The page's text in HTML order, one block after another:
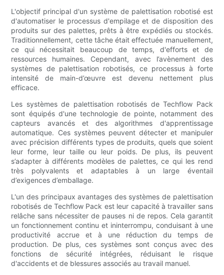
L'objectif principal d'un système de palettisation robotisé est
d'automatiser le processus d'empilage et de disposition des
produits sur des palettes, prêts à être expédiés ou stockés.
Traditionnellement, cette tâche était effectuée manuellement,
ce qui nécessitait beaucoup de temps, d'efforts et de
ressources humaines. Cependant, avec l’avènement des
systèmes de palettisation robotisés, ce processus à forte
intensité de main-d’œuvre est devenu nettement plus
efficace.
Les systèmes de palettisation robotisés de Techflow Pack
sont équipés d'une technologie de pointe, notamment des
capteurs avancés et des algorithmes d'apprentissage
automatique. Ces systèmes peuvent détecter et manipuler
avec précision différents types de produits, quels que soient
leur forme, leur taille ou leur poids. De plus, ils peuvent
s’adapter à différents modèles de palettes, ce qui les rend
très polyvalents et adaptables à un large éventail
d’exigences d’emballage.
L'un des principaux avantages des systèmes de palettisation
robotisés de Techflow Pack est leur capacité à travailler sans
relâche sans nécessiter de pauses ni de repos. Cela garantit
un fonctionnement continu et ininterrompu, conduisant à une
productivité accrue et à une réduction du temps de
production. De plus, ces systèmes sont conçus avec des
fonctions de sécurité intégrées, réduisant le risque
d'accidents et de blessures associés au travail manuel.